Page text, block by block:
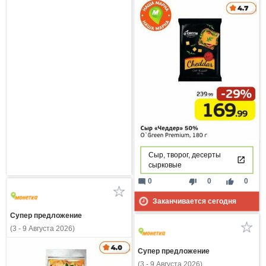
Сыр, творог, десерты
сырковые
thumb_down 0 thumb_up 0
mode_comment 0
Заканчивается сегодня
Супер предложение
(3 - 9 Августа 2026)
Супер предложение